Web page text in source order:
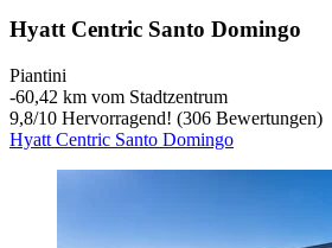
Hyatt Centric Santo Domingo
Piantini
‐60,42 km vom Stadtzentrum
9,8/10 Hervorragend! (306 Bewertungen)
Hyatt Centric Santo Domingo